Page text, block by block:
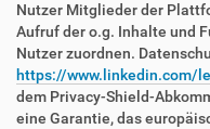
Nutzer Mitglieder der
Aufruf der o.g. Inhalte und
Nutzer zuordnen.
https://www.linkedin.com/
dem Privacy-Shield-
eine Garantie, das